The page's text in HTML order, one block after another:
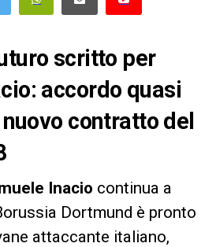
scritto per
accordo quasi
contratto del
Inacio continua a
Dortmund è pronto
attaccante italiano,